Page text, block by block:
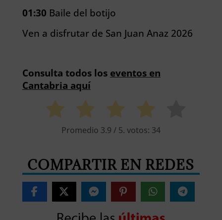
01:30 Baile del botijo
Ven a disfrutar de San Juan Anaz 2026
Consulta todos los eventos en
Cantabria aquí
Promedio 3.9 / 5. votos: 34
COMPARTIR EN REDES